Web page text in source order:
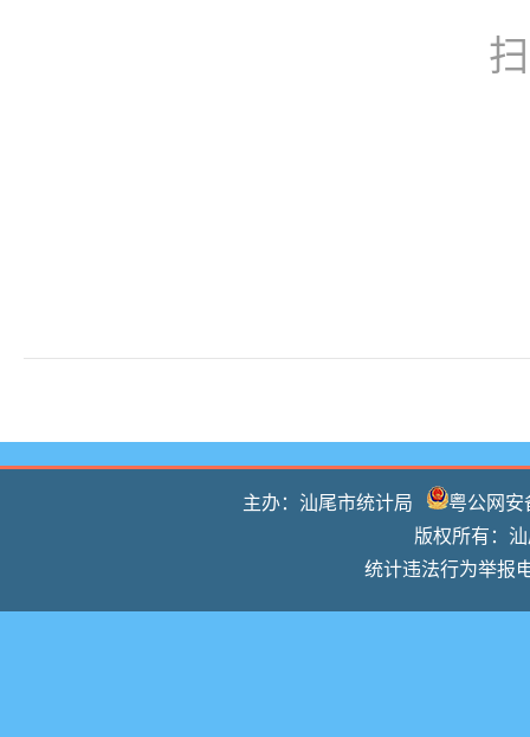
主办：汕尾市统计局
粤公网安
版权所有：
统计违法行为举报